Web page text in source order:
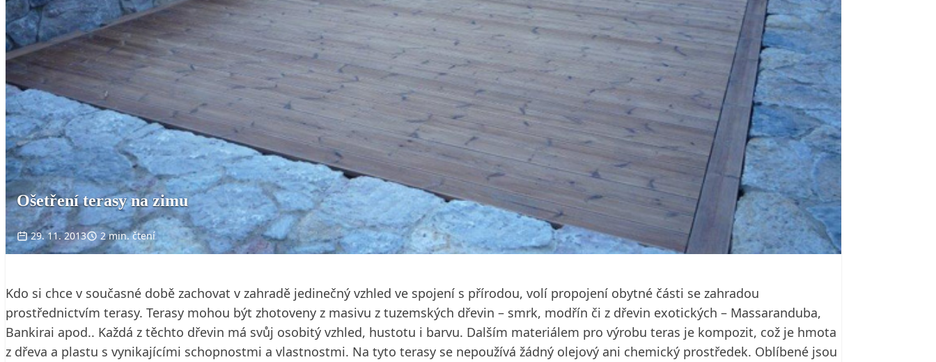
Ošetření terasy na zimu
29. 11. 2013 2 min. čtení
Kdo si chce v současné době zachovat v zahradě jedinečný vzhled ve spojení s přírodou, volí propojení obytné části se zahradou
prostřednictvím terasy. Terasy mohou být zhotoveny z masivu z tuzemských dřevin – smrk, modřín či z dřevin exotických – Massaranduba,
Bankirai apod.. Každá z těchto dřevin má svůj osobitý vzhled, hustotu i barvu. Dalším materiálem pro výrobu teras je kompozit, což je hmota
z dřeva a plastu s vynikajícími schopnostmi a vlastnostmi. Na tyto terasy se nepoužívá žádný olejový ani chemický prostředek. Oblíbené jsou